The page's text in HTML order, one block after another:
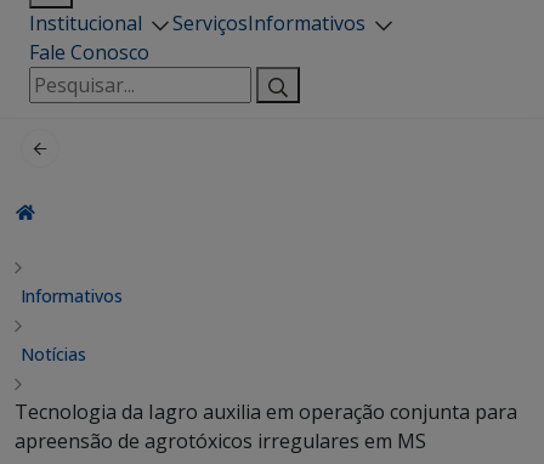
Institucional ServiçosInformativos
Fale Conosco
Pesquisar
por:
Informativos
Notícias
Tecnologia da Iagro auxilia em operação conjunta para
apreensão de agrotóxicos irregulares em MS